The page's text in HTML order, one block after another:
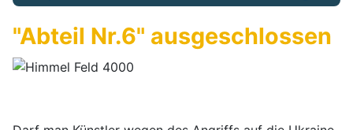
"Abteil Nr.6" ausgeschlossen